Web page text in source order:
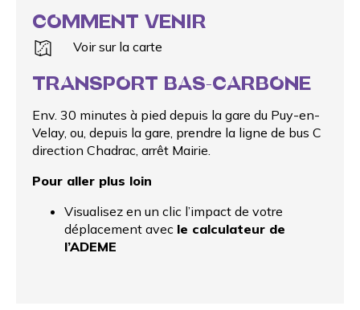
COMMENT VENIR
Voir sur la carte
TRANSPORT BAS-CARBONE
Env. 30 minutes à pied depuis la gare du Puy-en-
Velay, ou, depuis la gare, prendre la ligne de bus C
direction Chadrac, arrêt Mairie.
Pour aller plus loin
Visualisez en un clic l’impact de votre
déplacement avec le calculateur de
l’ADEME